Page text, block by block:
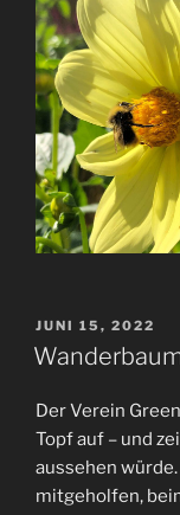
AM
JUNI 15, 2022
Der Verein
Topf auf – und
aussehen
mitgeholfen,